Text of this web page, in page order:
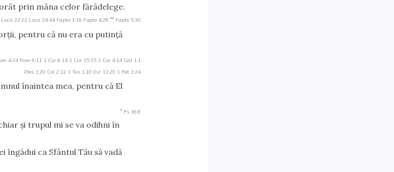
prin mâna celor fărădelege.
Luca 22:22 Luca 24:44 Fapte 3:18 Fapte 4:28 ** Fapte 5:30
pentru că nu era cu putinţă
4:24 Rom 8:11 1 Cor 6:14 1 Cor 15:15 2 Cor 4:14 Gal 1:1
Efes 1:20 Col 2:12 1 Tes 1:10 Evr 13:20 1 Pet 1:24
înaintea mea, pentru că El
* Ps 16:8
şi trupul mi se va odihni în
ca Sfântul Tău să vadă